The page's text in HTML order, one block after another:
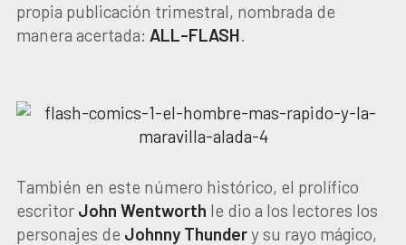
propia publicación trimestral, nombrada de
manera acertada: ALL-FLASH.
También en este número histórico, el prolífico
escritor John Wentworth le dio a los lectores los
personajes de Johnny Thundery su rayo mágico,